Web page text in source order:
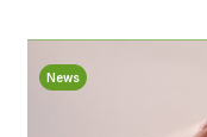
News